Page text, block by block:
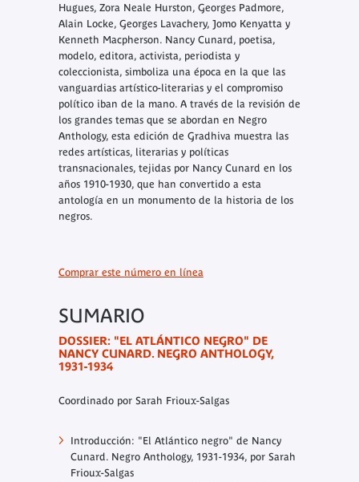
Hugues, Zora Neale Hurston, Georges Padmore,
Alain Locke, Georges Lavachery, Jomo Kenyatta y
Kenneth Macpherson. Nancy Cunard, poetisa,
modelo, editora, activista, periodista y
coleccionista, simboliza una época en la que las
vanguardias artístico-literarias y el compromiso
político iban de la mano. A través de la revisión de
los grandes temas que se abordan en Negro
Anthology, esta edición de Gradhivamuestra las
redes artísticas, literarias y políticas
transnacionales, tejidas por Nancy Cunard en los
años 1910-1930, que han convertido a esta
antología en un monumento de la historia de los
negros.
Comprar este número en línea
SUMARIO
DOSSIER: "EL ATLÁNTICO NEGRO" DE
NANCY CUNARD. NEGRO ANTHOLOGY,
1931-1934
Coordinado por Sarah Frioux-Salgas
Introducción: "El Atlántico negro" de Nancy
Cunard. Negro Anthology, 1931-1934, por Sarah
Frioux-Salgas